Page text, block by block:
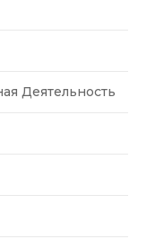
Деятельность